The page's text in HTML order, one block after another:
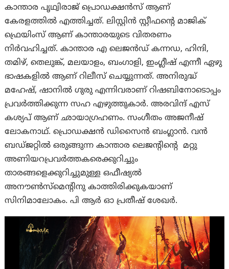
കാന്താര പൃഥ്വിരാജ് പ്രൊഡക്ഷൻസ് ആണ്
കേരളത്തിൽ എത്തിച്ചത്. ലിസ്റ്റിൻ സ്റ്റീഫന്റെ മാജിക്
ഫ്രെയിംസ് ആണ് കാന്താരയുടെ വിതരണം
നിർവഹിച്ചത്. കാന്താര എ ലെജൻഡ് കന്നഡ, ഹിന്ദി,
തമിഴ്, തെലുങ്ക്, മലയാളം, ബംഗാളി, ഇംഗ്ലീഷ് എന്നീ ഏഴു
ഭാഷകളിൽ ആണ് റിലീസ് ചെയ്യുന്നത്. അനിരുദ്ധ്
മഹേഷ്, ഷാനിൽ ഗുരു എന്നിവരാണ് റിഷബിനോടൊപ്പം
പ്രവർത്തിക്കുന്ന സഹ എഴുത്തുകാർ. അരവിന്ദ് എസ്
കശ്യപ് ആണ് ഛായാഗ്രഹണം. സംഗീതം അജനീഷ്
ലോകനാഥ്. പ്രൊഡക്ഷൻ ഡിസൈൻ ബംഗ്ലാൻ. വൻ
ബഡ്ജറ്റിൽ ഒരുങ്ങുന്ന കാന്താര ലെജന്റിന്റെ മറ്റു
അണിയറപ്രവർത്തകരെക്കുറിച്ചും
താരങ്ങളെക്കുറിച്ചുമുള്ള ഒഫീഷ്യൽ
അനൗൺസ്‌മെന്റിനു കാത്തിരിക്കുകയാണ്
സിനിമാലോകം. പി ആർ ഓ പ്രതീഷ് ശേഖർ.